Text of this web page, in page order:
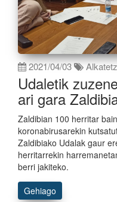
2021/04/03
Udaletik
ari gara
Zaldibian 100 herritar
koronabirusarekin
Zaldibiako Udalak gaur
herritarrekin
berri jakiteko.
Gehiago